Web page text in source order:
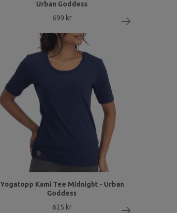
Urban Goddess
699 kr
Yogatopp Kami Tee Midnight - Urban
Goddess
625 kr